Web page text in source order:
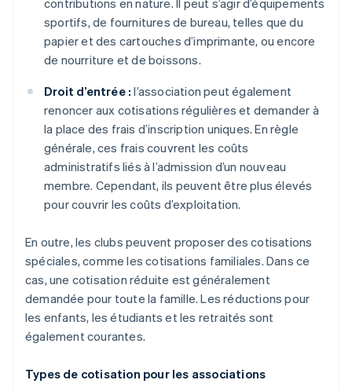
contributions en nature. Il peut s’agir d’équipements
sportifs, de fournitures de bureau, telles que du
papier et des cartouches d’imprimante, ou encore
de nourriture et de boissons.
Droit d’entrée : l’association peut également
renoncer aux cotisations régulières et demander à
la place des frais d’inscription uniques. En règle
générale, ces frais couvrent les coûts
administratifs liés à l’admission d’un nouveau
membre. Cependant, ils peuvent être plus élevés
pour couvrir les coûts d’exploitation.
En outre, les clubs peuvent proposer des cotisations
spéciales, comme les cotisations familiales. Dans ce
cas, une cotisation réduite est généralement
demandée pour toute la famille. Les réductions pour
les enfants, les étudiants et les retraités sont
également courantes.
Types de cotisation pour les associations